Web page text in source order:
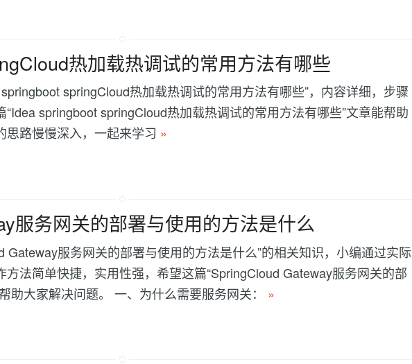
热加载热调试的常用方法有哪些
springCloud热加载热调试的常用方法有哪些”，内容详细，步骤
springboot springCloud热加载热调试的常用方法有哪些”文章能帮助
路慢慢深入，一起来学习 »
服务网关的部署与使用的方法是什么
Gateway服务网关的部署与使用的方法是什么”的相关知识，小编通过实际
法简单快捷，实用性强，希望这篇“SpringCloud Gateway服务网关的部
助大家解决问题。 一、为什么需要服务网关： »